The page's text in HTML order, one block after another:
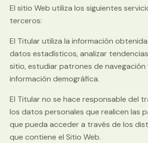
El sitio Web utiliza los siguientes
terceros:
El Titular utiliza la información
datos estadísticos, analizar
sitio, estudiar patrones de
información demográfica.
El Titular no se hace responsable del
los datos personales que realicen las
que pueda acceder a través de los
que contiene el Sitio Web.